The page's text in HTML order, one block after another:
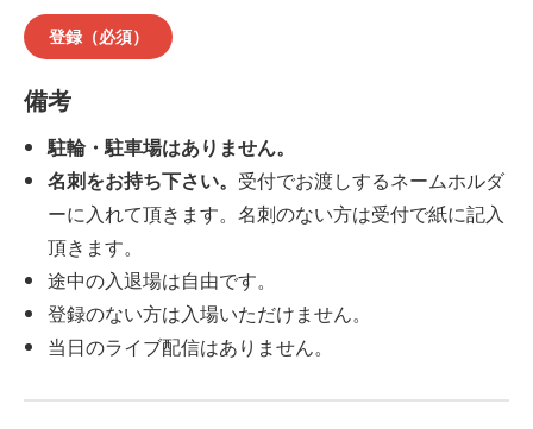
登録（必須）
備考
駐輪・駐車場はありません。
名刺をお持ち下さい。 受付でお渡しするネームホルダ
ーに入れて頂きます。名刺のない方は受付で紙に記入
頂きます。
途中の入退場は自由です。
登録のない方は入場いただけません。
当日のライブ配信はありません。